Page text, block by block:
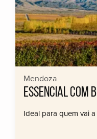
Mendoza
ESSENCIAL COM
Ideal para quem vai